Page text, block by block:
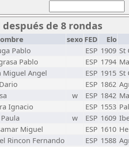
de 8 rondas
sexo FED
Elo
Pablo ESP 1909 St
Pablo ESP 1794
Miguel Angel ESP 1915 St
ESP 1862
w ESP 1842
Ignacio ESP 1553
w ESP 1609
Miguel ESP 1610
Rincon Fernando ESP 1588